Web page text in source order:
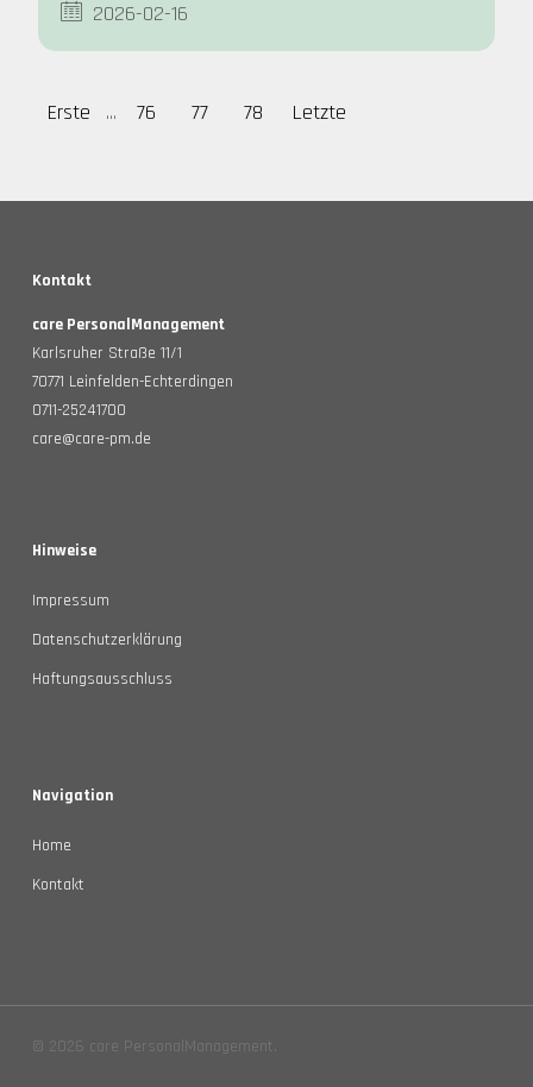
2026-02-16
Erste ... 76 77 78 Letzte
Kontakt
care PersonalManagement
Karlsruher Straße 11/1
70771 Leinfelden-Echterdingen
0711-25241700
care@care-pm.de
Hinweise
Impressum
Datenschutzerklärung
Haftungsausschluss
Navigation
Home
Kontakt
© 2026 care PersonalManagement.